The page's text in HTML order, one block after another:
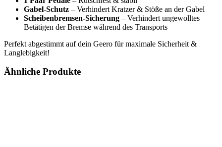
Gabel-Schutz – Verhindert Kratzer & Stöße an der Gabel
Scheibenbremsen-Sicherung – Verhindert ungewolltes
Betätigen der Bremse während des Transports
Perfekt abgestimmt auf dein Geero für maximale Sicherheit &
Langlebigkeit!
Ähnliche Produkte